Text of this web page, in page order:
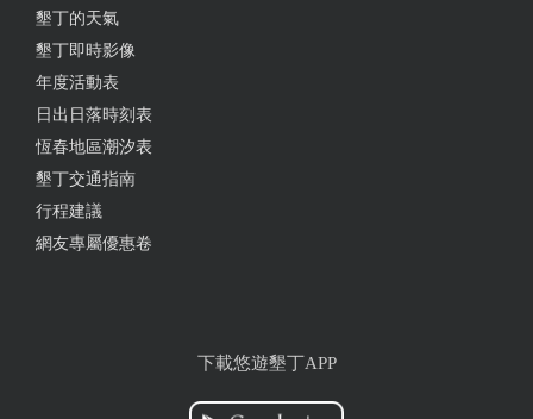
很不錯，下次有機會一定再度回訪。 房內空間大，望
山面海景觀佳。尤其推薦這次入住的尊爵海景房，早
上起床拉開窗簾映入眼簾的蔚藍海景很美，思緒一瞬
間都清醒美麗了起來～ 1樓麗香苑自助早晚餐，餐點
席，可見墾丁福華的怕肥餐是有著很高的人氣指數
唷。大廳旁的七賢吧整體用餐氣氛佳，餐點或飲品消
費均價大約落在200~400間，輕鬆滿足一家大小的味
蕾，午后找個靠窗的座位享受下午茶時光也甚是愜
心我們大人也覺得安心，户外泳池夏日是開放到晚上
墾丁的天氣
墾丁即時影像
年度活動表
日出日落時刻表
恆春地區潮汐表
墾丁交通指南
行程建議
網友專屬優惠卷
下載悠遊墾丁APP